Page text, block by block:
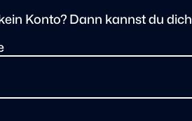
Konto? Dann kannst du dich